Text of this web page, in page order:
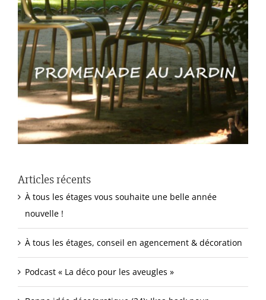
Articles récents
À tous les étages vous souhaite une belle année
nouvelle !
À tous les étages, conseil en agencement & décoration
Podcast « La déco pour les aveugles »